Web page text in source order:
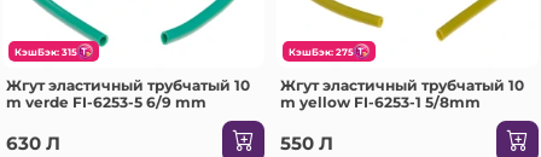
КэшБэк: 315
Жгут эластичный трубчатый 10
m verde FI-6253-5 6/9 mm
630 Л
КэшБэк: 275
Жгут эластичный трубчатый 10
m yellow FI-6253-1 5/8mm
550 Л